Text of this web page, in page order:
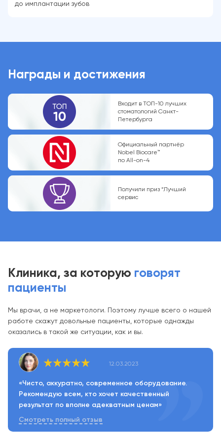
до имплантации зубов
Награды и достижения
Входит в ТОП-10 лучших
стоматологий Санкт-
Петербурга
Официальный партнёр
Nobel Biocare™
по All-on-4
Получили приз “Лучший
сервис
Клиника, за которую говорят
пациенты
Мы врачи, а не маркетологи. Поэтому лучше всего о нашей
работе скажут довольные пациенты, которые однажды
оказались в такой же ситуации, как и вы.
12.03.2023
«Чисто, аккуратно, современное оборудование.
Рекомендую всем, кто хочет качественный
результат по вполне адекватным ценам»
Смотреть полный отзыв